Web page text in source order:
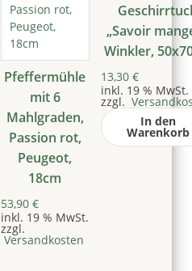
Pfeffermühle
mit 6
Mahlgraden,
Passion rot,
Peugeot,
18cm
53,90 €
inkl. 19 % MwSt.
zzgl.
Versandkosten
„Savoir
Winkler,
13,30 €
inkl. 19 % MwSt.
zzgl.
In den
Warenkorb